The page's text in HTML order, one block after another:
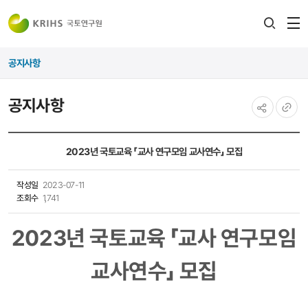
공지사항
공지사항
2023년 국토교육 「교사 연구모임 교사연수」 모집
작성일 2023-07-11
조회수 1,741
2023년 국토교육 「교사 연구모임
교사연수」 모집